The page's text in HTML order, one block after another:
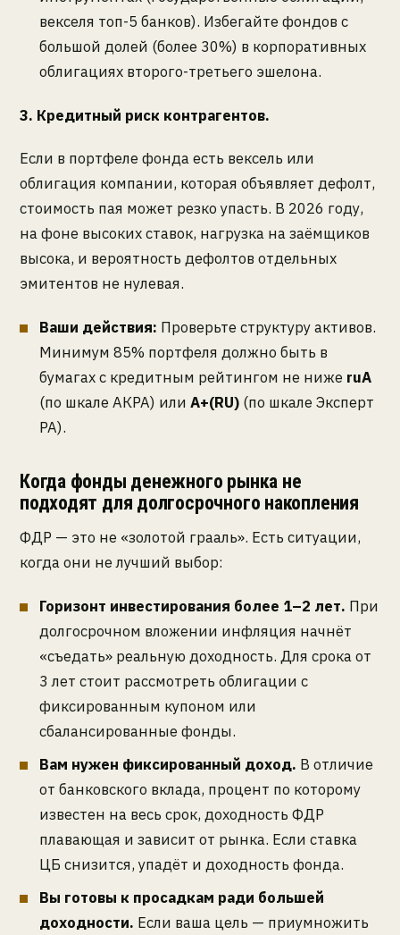
векселя топ-5 банков). Избегайте фондов с
большой долей (более 30%) в корпоративных
облигациях второго-третьего эшелона.
3. Кредитный риск контрагентов.
Если в портфеле фонда есть вексель или
облигация компании, которая объявляет дефолт,
стоимость пая может резко упасть. В 2026 году,
на фоне высоких ставок, нагрузка на заёмщиков
высока, и вероятность дефолтов отдельных
эмитентов не нулевая.
Ваши действия: Проверьте структуру активов.
Минимум 85% портфеля должно быть в
бумагах с кредитным рейтингом не ниже ruA
(по шкале АКРА) или А+(RU) (по шкале Эксперт
РА).
Когда фонды денежного рынка не
подходят для долгосрочного накопления
ФДР — это не «золотой грааль». Есть ситуации,
когда они не лучший выбор:
Горизонт инвестирования более 1–2 лет. При
долгосрочном вложении инфляция начнёт
«съедать» реальную доходность. Для срока от
3 лет стоит рассмотреть облигации с
фиксированным купоном или
сбалансированные фонды.
Вам нужен фиксированный доход. В отличие
от банковского вклада, процент по которому
известен на весь срок, доходность ФДР
плавающая и зависит от рынка. Если ставка
ЦБ снизится, упадёт и доходность фонда.
Вы готовы к просадкам ради большей
доходности. Если ваша цель — приумножить